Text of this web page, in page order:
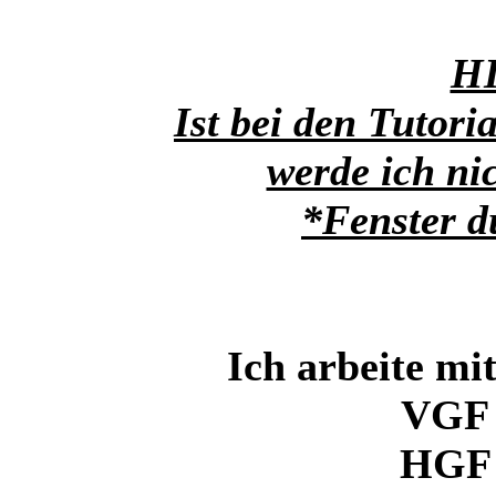
Ist bei den
werde ich
*Fenster
Ich arbeite
VGF